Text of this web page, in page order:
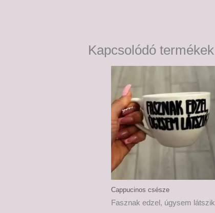
Kapcsolódó termékek
Cappucinos csésze
Fasznak edzel, úgysem látszik